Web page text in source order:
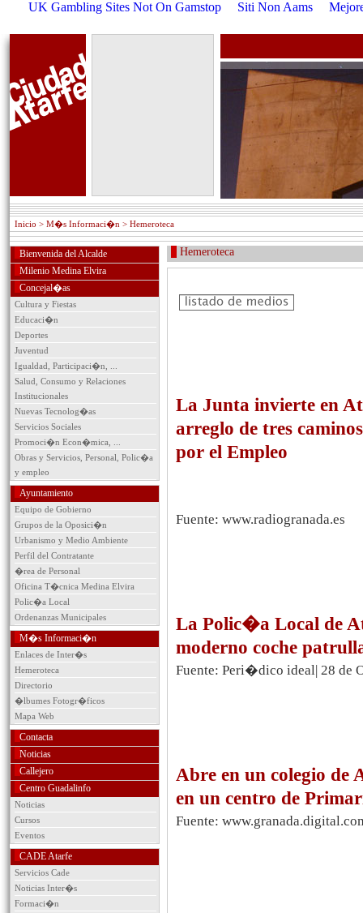
UK Gambling Sites Not On Gamstop Siti Non Aams
Inicio > M�s Informaci�n > Hemeroteca
Bienvenida del Alcalde
Milenio Medina Elvira
Concejal�as
Cultura y Fiestas
Educaci�n
Deportes
Juventud
Igualdad, Participaci�n, ...
Salud, Consumo y Relaciones
Institucionales
Nuevas Tecnolog�as
Servicios Sociales
Promoci�n Econ�mica, ...
Obras y Servicios, Personal, Polic�a
y empleo
Ayuntamiento
Equipo de Gobierno
Grupos de la Oposici�n
Urbanismo y Medio Ambiente
Perfil del Contratante
�rea de Personal
Oficina T�cnica Medina Elvira
Polic�a Local
Ordenanzas Municipales
M�s Informaci�n
Enlaces de Inter�s
Hemeroteca
Directorio
�lbumes Fotogr�ficos
Mapa Web
Contacta
Noticias
Callejero
Centro Guadalinfo
Noticias
Cursos
Eventos
CADE Atarfe
Servicios Cade
Noticias Inter�s
Formaci�n
Hemeroteca
La Junta invierte en
arreglo de tres
por el Empleo
Fuente: www.radiogranada.es
La Polic�a Local de
moderno coche
Fuente: Peri�dico ideal| 28 de
Abre en un colegio de
en un centro de
Fuente: